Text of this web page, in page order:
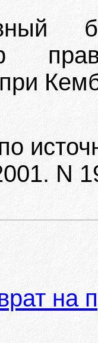
N
на